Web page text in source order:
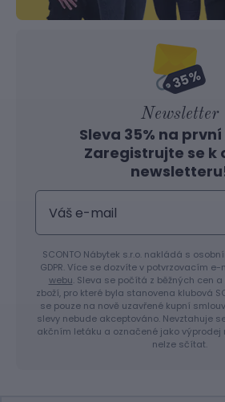
Newsletter
Sleva 35% na
Zaregistrujte se k
SCONTO Nábytek s.r.o. nakládá s
GDPR. Více se dozvíte v potvrzovacím
webu. Sleva se počítá z běžných cen
zboží, pro které byla stanovena klubová
se pouze na nově uzavřené kupní
slevy nebude akceptováno. Nevztahuje
akčním letáku a označené jako výprodej
nelze sčítat.